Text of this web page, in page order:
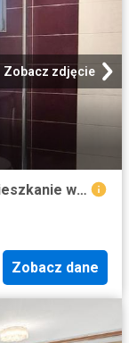
Zobacz zdjęcie
Polecam umeblowane 2 pokojowe mieszkanie w Gliwicach
Zobacz dane